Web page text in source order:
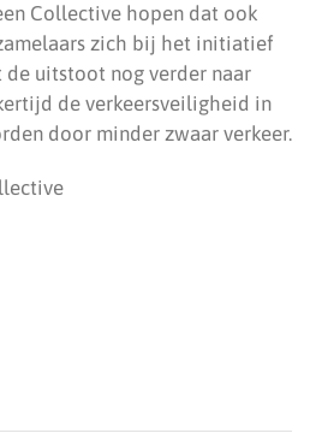
Collective hopen dat ook
zich bij het initiatief
uitstoot nog verder naar
de verkeersveiligheid in
door minder zwaar verkeer.